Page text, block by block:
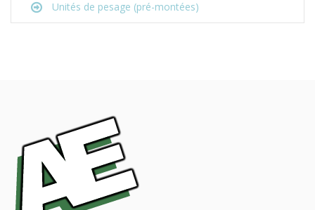
Unités de pesage (pré-montées)